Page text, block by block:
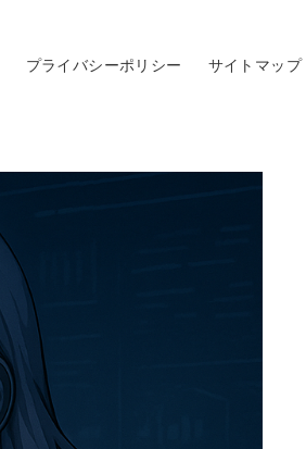
プライバシーポリシー サイトマップ